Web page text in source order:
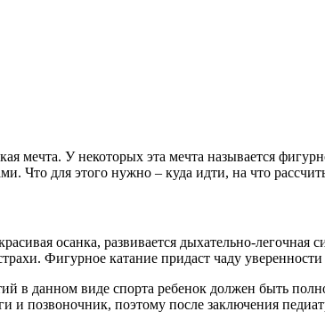
мечта. У некоторых эта мечта называется
Что для этого нужно – куда идти, на что
осанка, развивается дыхательно-легочная
Фигурное катание придаст чаду
в данном виде спорта ребенок должен быть
и позвоночник, поэтому после заключения